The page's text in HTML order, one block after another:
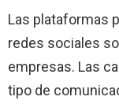
Las plataformas
redes sociales
empresas. Las
tipo de